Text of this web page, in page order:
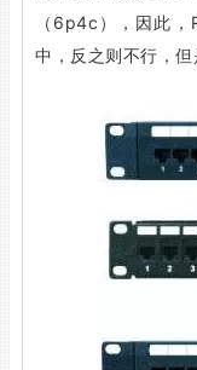
（6p4c），因此
中，反之则不行，